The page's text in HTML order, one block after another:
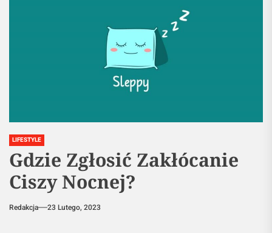
LIFESTYLE
Gdzie Zgłosić Zakłócanie
Ciszy Nocnej?
Redakcja 23 Lutego, 2023